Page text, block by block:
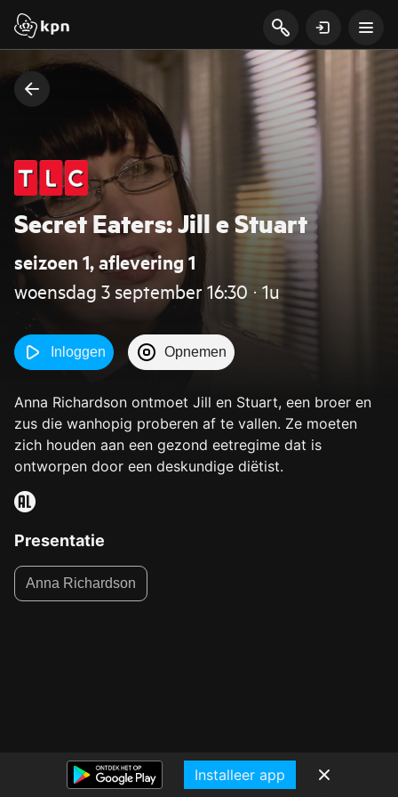
Secret Eaters: Jill e Stuart
seizoen 1, aflevering 1
woensdag 3 september 16:30 ‧ 1u
Inloggen Opnemen
Anna Richardson ontmoet Jill en Stuart, een broer en
zus die wanhopig proberen af te vallen. Ze moeten
zich houden aan een gezond eetregime dat is
ontworpen door een deskundige diëtist.
Presentatie
Anna Richardson
Installeer app